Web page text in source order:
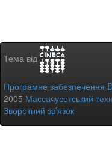
Тема від
Програмне забезпечення
2005 Массачусетський
Зворотний зв’язок